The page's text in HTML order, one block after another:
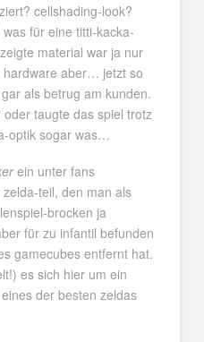
cellshading-look?
für eine titti-kacka-
material war ja nur
aber… jetzt so
als betrug am kunden.
taugte das spiel trotz
optik sogar was…
ein unter fans
teil, den man als
brocken ja
für zu infantil befunden
gamecubes entfernt hat.
es sich hier um ein
der besten zeldas